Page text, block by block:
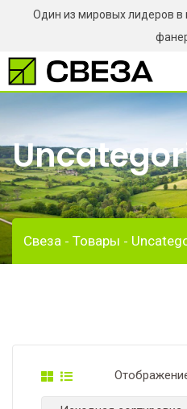
content
Один из мировых лидеров в
Свеза - Товары -